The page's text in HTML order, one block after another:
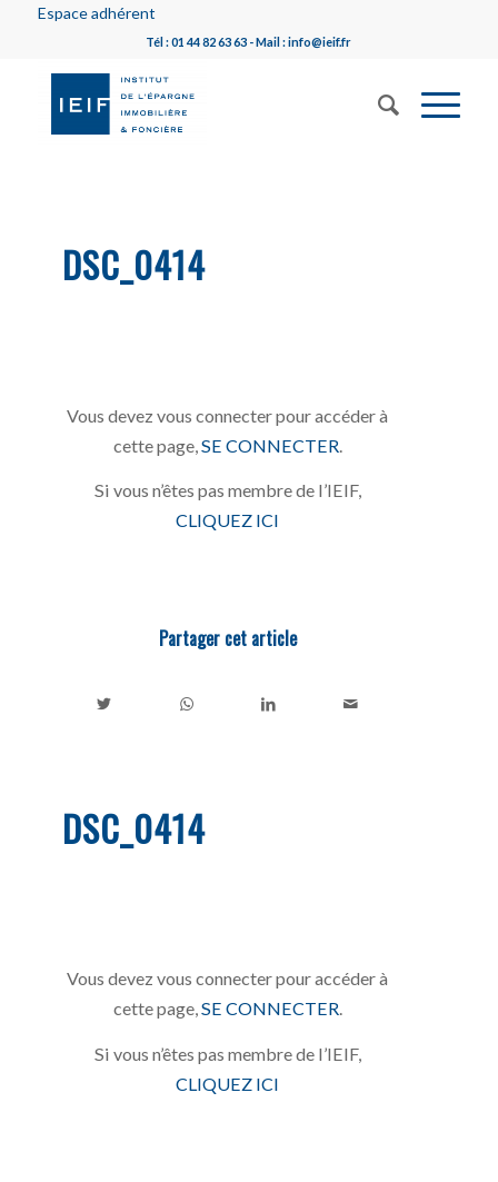
Espace adhérent
Tél : 01 44 82 63 63 - Mail : info@ieif.fr
DSC_0414
Vous devez vous connecter pour accéder à
cette page, SE CONNECTER
Si vous n’êtes pas membre de l’IEIF,
CLIQUEZ ICI
Partager cet article
DSC_0414
Vous devez vous connecter pour accéder à
cette page,SE CONNECTER.
Si vous n’êtes pas membre de l’IEIF,
CLIQUEZ ICI